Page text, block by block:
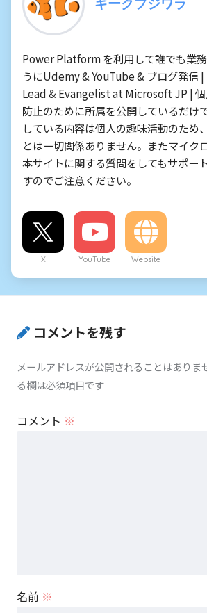
Power Platform を利用して誰でも業
うにUdemy & YouTube & ブログ発信
Lead & Evangelist at Microsoft JP |
防止のために所属を公開しているだけ
している内容は個人の趣味活動のため
とは一切関係ありません。またマイク
本サイトに関する質問をしてもサポー
すのでご注意ください。
X YouTube Website
コメントを残す
メールアドレスが公開されることはありま
る欄は必須項目です
コメント ※
名前 ※